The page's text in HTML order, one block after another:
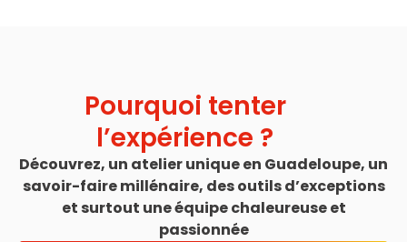
Pourquoi tenter
l’expérience ?
Découvrez, un atelier unique en Guadeloupe, un
savoir-faire millénaire, des outils d’exceptions
et surtout une équipe chaleureuse et
passionnée